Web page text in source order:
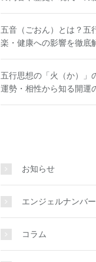
五音（ごおん）とは？五
楽・健康への影響を徹底
五行思想の「火（か）」
運勢・相性から知る開運
お知らせ
エンジェルナンバー
コラム